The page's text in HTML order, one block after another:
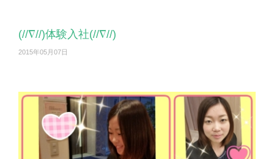
(//∇//)体験入社(//∇//)
2015年05月07日